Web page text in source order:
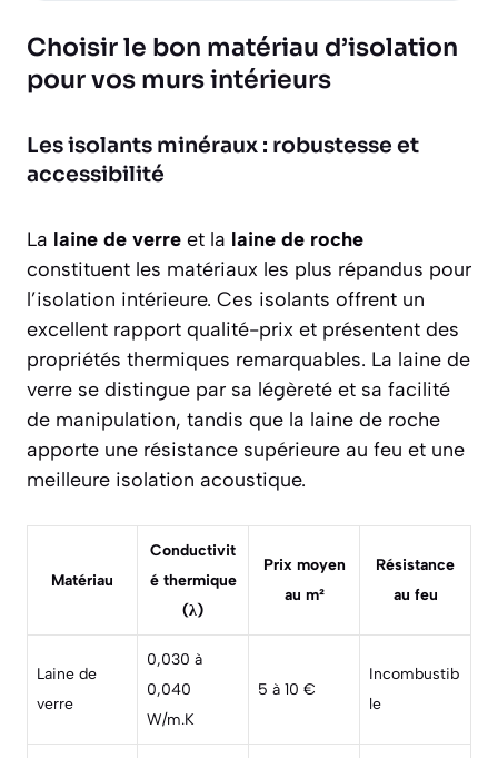
Choisir le bon matériau d’isolation
pour vos murs intérieurs
Les isolants minéraux : robustesse et
accessibilité
La laine de verre et la laine de roche
constituent les matériaux les plus répandus pour
l’isolation intérieure. Ces isolants offrent un
excellent rapport qualité-prix et présentent des
propriétés thermiques remarquables. La laine de
verre se distingue par sa légèreté et sa facilité
de manipulation, tandis que la laine de roche
apporte une résistance supérieure au feu et une
meilleure isolation acoustique.
Matériau
Conductivit
é thermique
(λ)
Prix moyen
au m²
Résistance
au feu
Laine de
verre
0,030 à
0,040
W/m.K
5 à 10 €
Incombustib
le